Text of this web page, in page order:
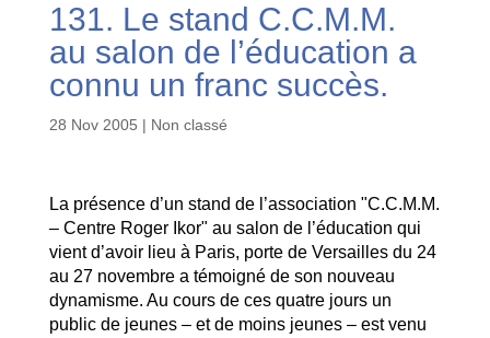
131. Le stand C.C.M.M.
au salon de l’éducation a
connu un franc succès.
28 Nov 2005 | Non classé
La présence d’un stand de l’association "C.C.M.M.
– Centre Roger Ikor" au salon de l’éducation qui
vient d’avoir lieu à Paris, porte de Versailles du 24
au 27 novembre a témoigné de son nouveau
dynamisme. Au cours de ces quatre jours un
public de jeunes – et de moins jeunes – est venu